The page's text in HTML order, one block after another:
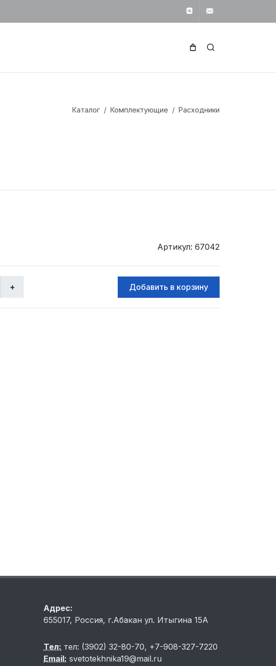
Вконтакте
Каталог Комплектующие Расходники
Артикул: 67042
Адрес:
655017, Россия, г.Абакан ул. Итыгина 15A
Тел: тел: (3902) 32-80-70, +7-908-327-7220
Email: svetotekhnika19@mail.ru